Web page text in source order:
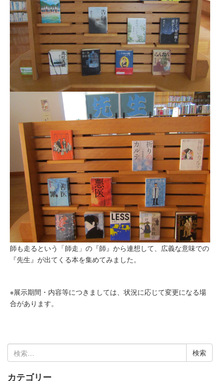
師も走るという「師走」の『師』から連想して、広義な意味での
『先生』が出てくる本を集めてみました。
※展示期間・内容等につきましては、状況に応じて変更になる場
合があります。
索:
カテゴリー